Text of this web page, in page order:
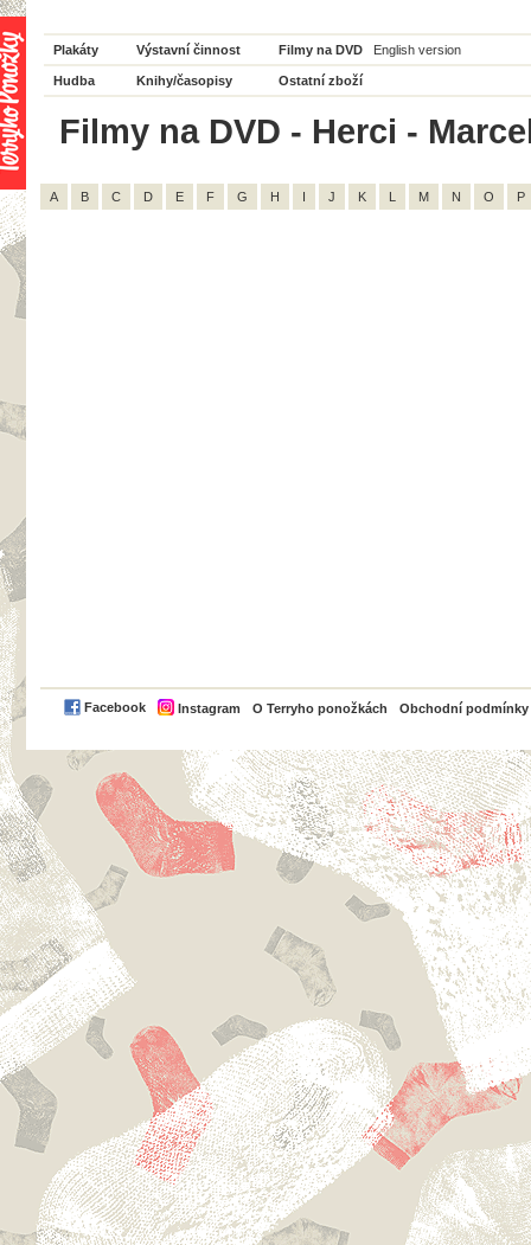
Plakáty Výstavní činnost Filmy na DVD English version
Hudba Knihy/časopisy Ostatní zboží
Filmy na DVD - Herci -
A B C D E F G H I J K L M N O P
Facebook Instagram O Terryho ponožkách Obchodní podmínky
PayPal